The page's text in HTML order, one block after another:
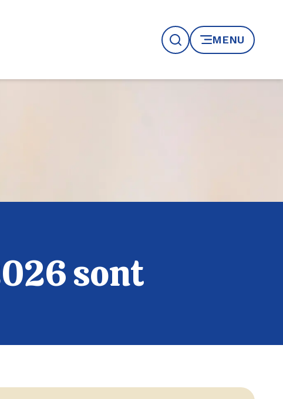
RechercheMENU
sont